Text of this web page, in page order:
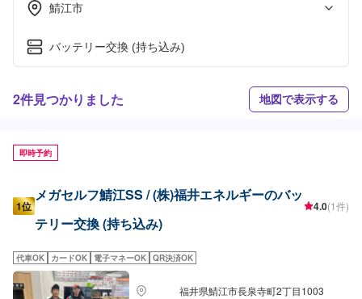
鯖江市
バッテリー交換 (持ち込み)
2件見つかりました 地図で表示する
即時予約
1位
メガセルフ鯖江SS / (株)福井エネルギーのバッ
テリー交換 (持ち込み)
4.0(1件)
代車OK カードOK 電子マネーOK QR決済OK
福井県鯖江市長泉寺町2丁目1003